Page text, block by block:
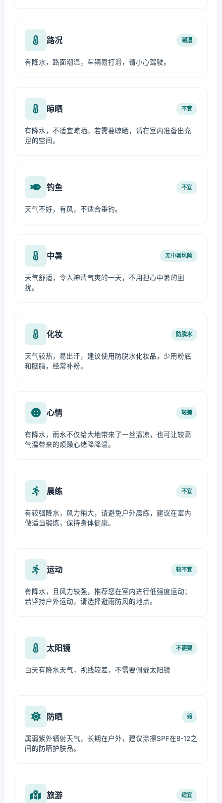
路况 潮湿
有降水，路面潮湿，车辆易打滑，请小心驾驶。
晾晒 不宜
有降水，不适宜晾晒。若需要晾晒，请在室内准备出充
足的空间。
钓鱼 不宜
天气不好，有风，不适合垂钓。
中暑 无中暑风险
天气舒适，令人神清气爽的一天，不用担心中暑的困
扰。
化妆 防脱水
天气较热，易出汗，建议使用防脱水化妆品，少用粉底
和胭脂，经常补粉。
心情 较差
有降水，雨水不仅给大地带来了一丝清凉，也可让较高
气温带来的烦躁心绪降降温。
晨练 不宜
有较强降水，风力稍大，请避免户外晨练，建议在室内
做适当锻炼，保持身体健康。
运动 较不宜
有降水，且风力较强，推荐您在室内进行低强度运动；
若坚持户外运动，请选择避雨防风的地点。
太阳镜 不需要
白天有降水天气，视线较差，不需要佩戴太阳镜
防晒 弱
属弱紫外辐射天气，长期在户外，建议涂擦SPF在8-12之
间的防晒护肤品。
旅游 适宜